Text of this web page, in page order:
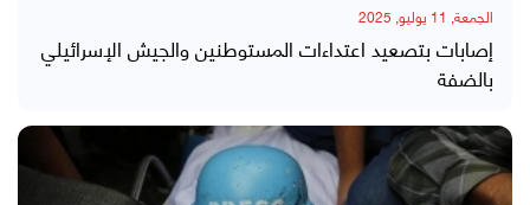
الجمعة, 11 يوليو, 2025
إصابات بتصعيد اعتداءات المستوطنين والجيش الإسرائيلي
بالضفة